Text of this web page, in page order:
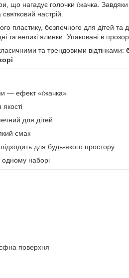
що нагадує голочки їжачка.
настрій.
пластику, безпечного для дітей
та великі ялинки. Упаковані в
та трендовими відтінками:
.
— ефект «їжачка»
для дітей
смак
для будь-якого простору
наборі
поверхня